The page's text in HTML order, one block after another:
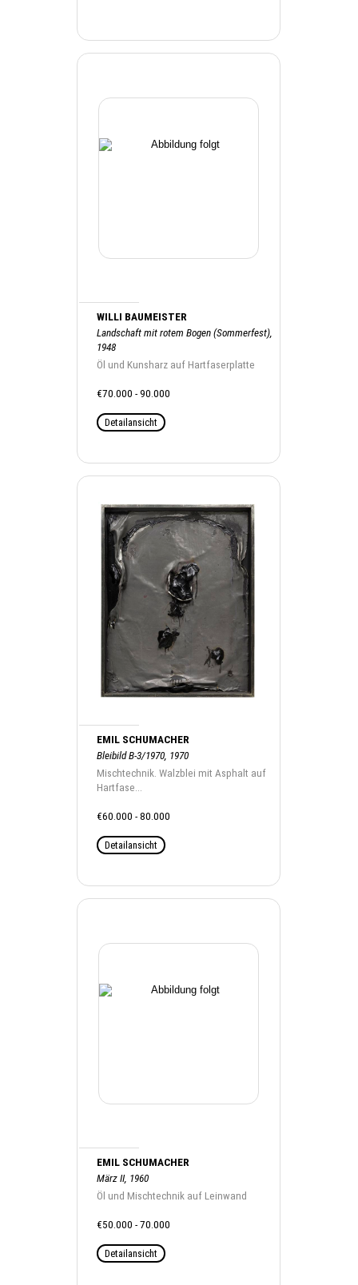
WILLI BAUMEISTER
Landschaft mit rotem Bogen (Sommerfest),
1948
Öl und Kunsharz auf Hartfaserplatte
€70.000 - 90.000
Detailansicht
EMIL SCHUMACHER
Bleibild B-3/1970, 1970
Mischtechnik. Walzblei mit Asphalt auf
Hartfase...
€60.000 - 80.000
Detailansicht
EMIL SCHUMACHER
März II, 1960
Öl und Mischtechnik auf Leinwand
€50.000 - 70.000
Detailansicht